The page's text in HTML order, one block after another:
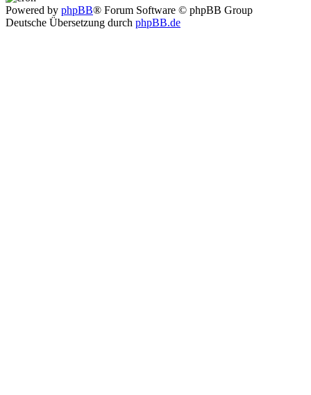
Powered by phpBB® Forum Software © phpBB Group
Deutsche Übersetzung durch phpBB.de